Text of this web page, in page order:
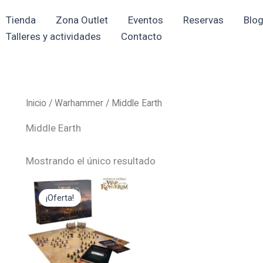
Tienda Zona Outlet Eventos Reservas
Talleres y actividades
Contacto
Inicio / Warhammer / Middle Earth
Middle Earth
Mostrando el único resultado
¡Oferta!
El
precio
original
era:
175,00€.
precio